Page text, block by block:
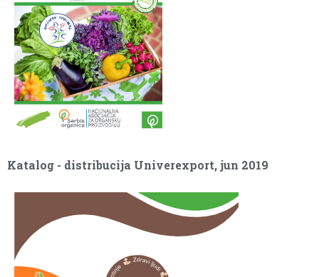
Katalog - distribucija Univerexport, jul 2019